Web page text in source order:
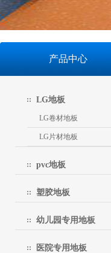
产品中心
LG地板
LG卷材地板
LG片材地板
pvc地板
塑胶地板
幼儿园专用地板
医院专用地板